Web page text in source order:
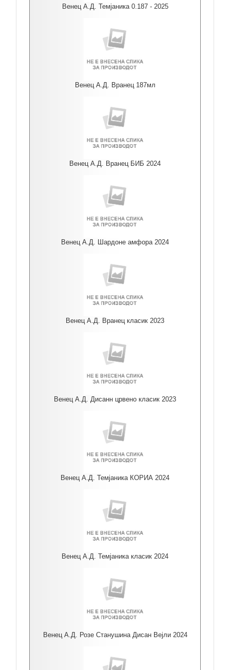
Венец А.Д. Темјаника 0.187 - 2025
Венец А.Д. Вранец 187мл
Венец А.Д. Вранец БИБ 2024
Венец А.Д. Шардоне амфора 2024
Венец А.Д. Вранец класик 2023
Венец А.Д. Дисанн црвено класик 2023
Венец А.Д. Темјаника КОРИА 2024
Венец А.Д. Темјаника класик 2024
Венец А.Д. Розе Станушина Дисан Вејли 2024